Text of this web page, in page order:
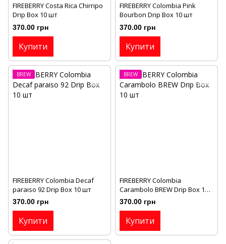
FIREBERRY Costa Rica Chirripo
Drip Box 10 шт
370.00 грн
Купити
FIREBERRY Colombia Pink
Bourbon Drip Box 10 шт
370.00 грн
Купити
BREW
FIREBERRY Colombia Decaf
paraiso 92 Drip Box 10 шт
370.00 грн
Купити
BREW
FIREBERRY Colombia
Carambolo BREW Drip Box 10
шт
370.00 грн
Купити